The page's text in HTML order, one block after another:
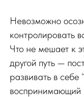
Невозможно
контролировать
Что не мешает к
другой путь —
развивать в себе
воспринимающий